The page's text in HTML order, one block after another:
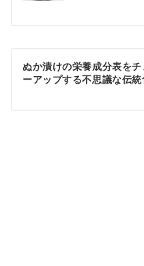
ビ
ゲ
シ
ぬか漬けの栄養成分表を
ーアップする不思議な伝統